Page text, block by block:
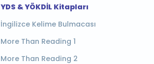
YDS & YÖKDİL Kitapları
İngilizce Kelime Bulmacası
More Than Reading 1
More Than Reading 2